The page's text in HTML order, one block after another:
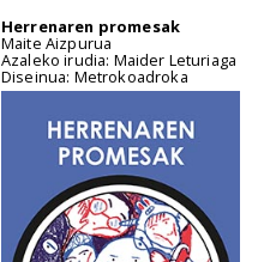
Herrenaren promesak
Maite Aizpurua
Azaleko irudia: Maider Leturiaga
Diseinua: Metrokoadroka